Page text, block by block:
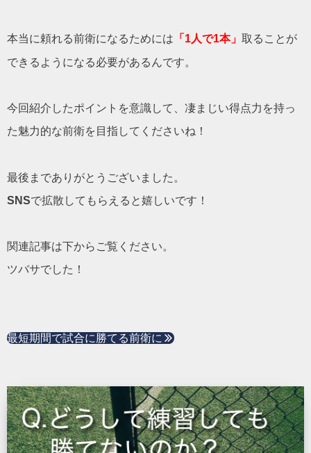
本当に頼れる前衛になるためには 「1人で1本」 取ることが
できるようになる必要があるんです。
今回紹介したポイントを意識して、凄まじい得点力を持っ
た魅力的な前衛を目指してくださいね！
最後までありがとうございました。
SNSで拡散してもらえると嬉しいです！
関連記事は下からご覧ください。
ツバサでした！
最短期間で試合に勝てる前衛に